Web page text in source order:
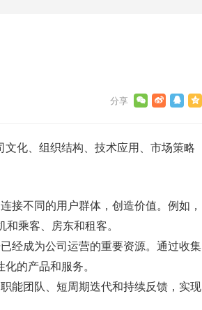
化、组织结构、技术应用、市场策略
接不同的用户群体，创造价值。例如，
乘客、房东和租客。
经成为公司运营的重要资源。通过收集
的产品和服务。
能团队、短周期迭代和持续反馈，实现